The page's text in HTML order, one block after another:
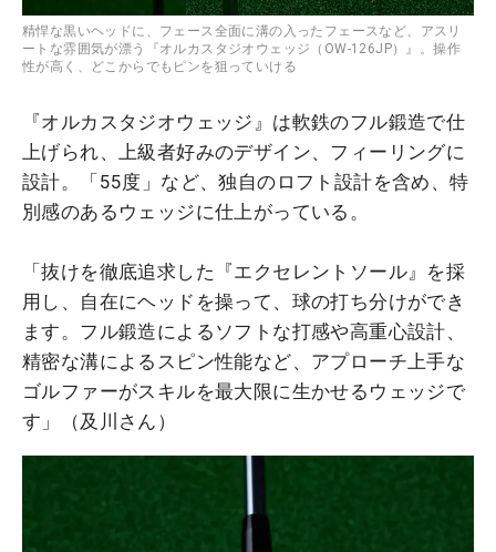
精悍な黒いヘッドに、フェース全面に溝の入ったフェースなど、アスリ
ートな雰囲気が漂う『オルカスタジオウェッジ（OW-126JP）』。操作
性が高く、どこからでもピンを狙っていける
『オルカスタジオウェッジ』は軟鉄のフル鍛造で仕
上げられ、上級者好みのデザイン、フィーリングに
設計。「55度」など、独自のロフト設計を含め、特
別感のあるウェッジに仕上がっている。
「抜けを徹底追求した『エクセレントソール』を採
用し、自在にヘッドを操って、球の打ち分けができ
ます。フル鍛造によるソフトな打感や高重心設計、
精密な溝によるスピン性能など、アプローチ上手な
ゴルファーがスキルを最大限に生かせるウェッジで
す」（及川さん）